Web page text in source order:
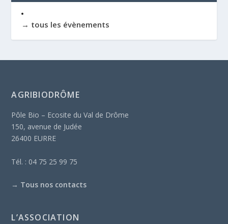
→ tous les évènements
AGRIBIODRÔME
Pôle Bio – Ecosite du Val de Drôme
150, avenue de Judée
26400 EURRE
Tél. : 04 75 25 99 75
→ Tous nos contacts
L’ASSOCIATION